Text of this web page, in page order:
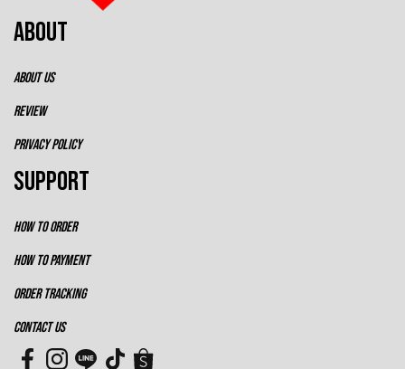
ABOUT
ABOUT US
REVIEW
PRIVACY POLICY
SUPPORT
HOW TO ORDER
HOW TO PAYMENT
ORDER TRACKING
CONTACT US